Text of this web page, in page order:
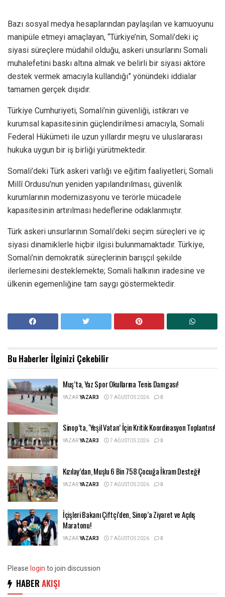
Bazı sosyal medya hesaplarından paylaşılan ve kamuoyunu
manipüle etmeyi amaçlayan, “Türkiye’nin, Somali’deki iç
siyasi süreçlere müdahil olduğu, askeri unsurlarını Somali
muhalefetini baskı altına almak ve belirli bir siyasi aktöre
destek vermek amacıyla kullandığı” yönündeki iddialar
tamamen gerçek dışıdır.
Türkiye Cumhuriyeti, Somali’nin güvenliği, istikrarı ve
kurumsal kapasitesinin güçlendirilmesi amacıyla, Somali
Federal Hükümeti ile uzun yıllardır meşru ve uluslararası
hukuka uygun bir iş birliği yürütmektedir.
Somali’deki Türk askeri varlığı ve eğitim faaliyetleri; Somali
Millî Ordusu’nun yeniden yapılandırılması, güvenlik
kurumlarının modernizasyonu ve terörle mücadele
kapasitesinin artırılması hedeflerine odaklanmıştır.
Türk askeri unsurlarının Somali’deki seçim süreçleri ve iç
siyasi dinamiklerle hiçbir ilgisi bulunmamaktadır. Türkiye,
Somali’nin demokratik süreçlerinin barışçıl şekilde
ilerlemesini desteklemekte; Somali halkının iradesine ve
ülkenin egemenliğine tam saygı göstermektedir.
Bu Haberler İlginizi Çekebilir
Muş’ta, Yaz Spor Okullarına Tenis Damgası!
YAZARYAZAR3 7 AĞUSTOS 2026 0
Sinop’ta, ‘Yeşil Vatan’ İçin Kritik Koordinasyon Toplantısı!
YAZARYAZAR3 7 AĞUSTOS 2026 0
Kızılay’dan, Muşlu 6 Bin 758 Çocuğa İkram Desteği!
YAZARYAZAR3 7 AĞUSTOS 2026 0
İçişleri Bakanı Çiftçi’den, Sinop’a Ziyaret ve Açılış
Maratonu!
YAZARYAZAR3 7 AĞUSTOS 2026 0
Pleaseloginto join discussion
HABER AKIŞI